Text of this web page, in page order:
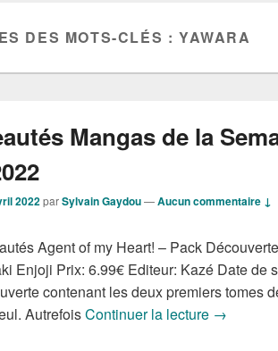
DES MOTS-CLÉS :YAWARA
Mangas de la
2022parSylvain Gaydou—Aucun commentaire ↓
Agent of my Heart! – Pack
Enjoji Prix: 6.99€ Editeur: Kazé Date de
contenant les deux premiers tomes
AutrefoisContinuer la lecture →